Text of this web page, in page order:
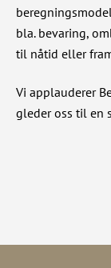
bla. bevaring,
til nåtid eller
Vi applauderer
gleder oss til en